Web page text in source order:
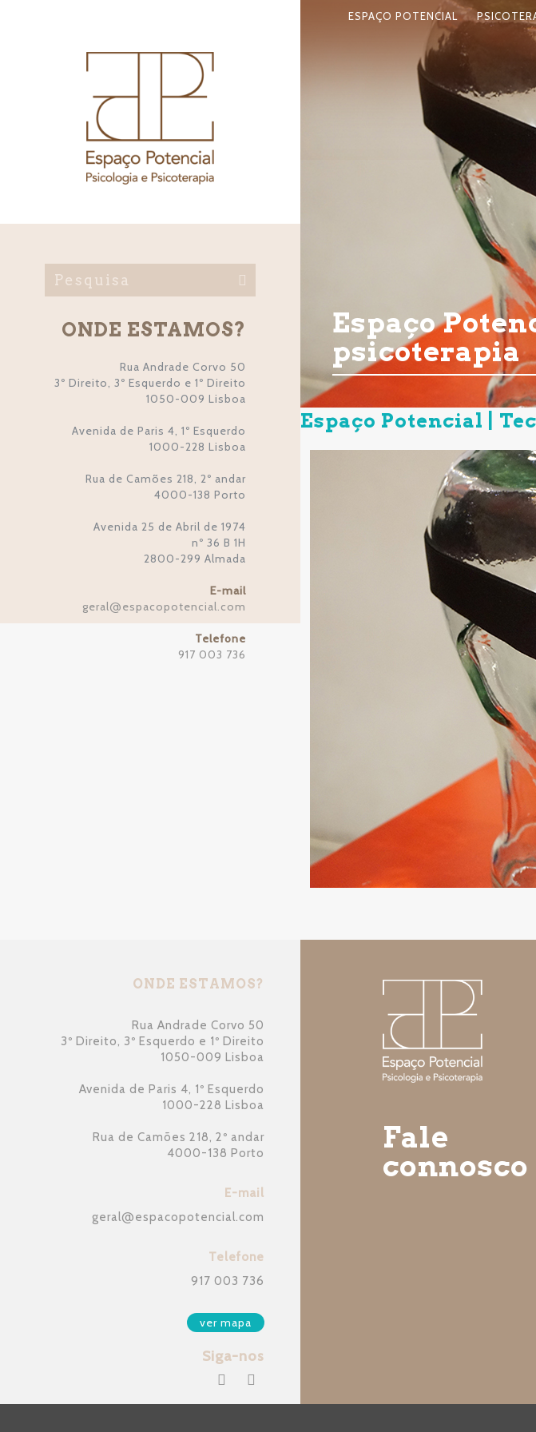
ONDE ESTAMOS?
Rua Andrade Corvo 50
3º Direito, 3º Esquerdo e 1º Direito
1050-009 Lisboa
Avenida de Paris 4, 1º Esquerdo
1000-228 Lisboa
Rua de Camões 218, 2º andar
4000-138 Porto
Avenida 25 de Abril de 1974
nº 36 B 1H
2800-299 Almada
E-mail
geral@espacopotencial.com
Telefone
917 003 736
ESPAÇO POTENCIAL
Espaço
psicoterapia
Espaço Potencial |
ONDE ESTAMOS?
Rua Andrade Corvo 50
3º Direito, 3º Esquerdo e 1º Direito
1050-009 Lisboa
Avenida de Paris 4, 1º Esquerdo
1000-228 Lisboa
Rua de Camões 218, 2º andar
4000-138 Porto
E-mail
geral@espacopotencial.com
Telefone
917 003 736
ver mapa
Siga-nos
Fale
connosco